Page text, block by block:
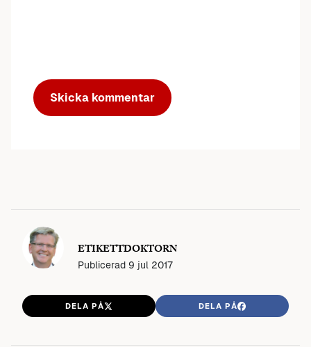
ETIKETTDOKTORN
Publicerad 9 jul 2017
DELA PÅ DELA PÅ